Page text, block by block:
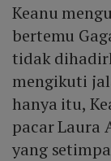
Keanu
bertemu
tidak
mengikuti
hanya itu,
pacar Laura
yang